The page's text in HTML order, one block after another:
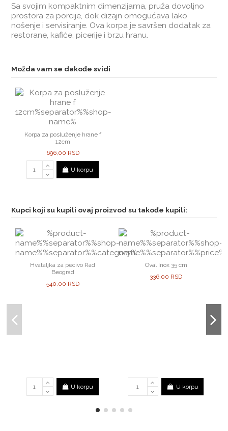
Sa svojim kompaktnim dimenzijama, pruža dovoljno
prostora za porcije, dok dizajn omogućava lako
nošenje i servisiranje. Ova korpa je savršen dodatak za
restorane, kafiće, picerije i brzu hranu.
Možda vam se dakođe svidi
Korpa za posluženje hrane f
12cm
696,00 RSD
U korpu
Kupci koji su kupili ovaj proizvod su takođe kupili:
Hvataljka za pecivo Rad
Beograd
540,00 RSD
U korpu
Oval Inox 35 cm
336,00 RSD
U korpu